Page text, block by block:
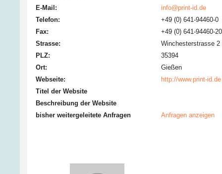
E-Mail:
info@print-id.de
Telefon:
+49 (0) 641-94460-0
Fax:
+49 (0) 641-94460-20
Strasse:
Winchesterstrasse 2
PLZ:
35394
Ort:
Gießen
Webseite:
http://www.print-id.de
Titel der Website
Beschreibung der Website
bisher weitergeleitete Anfragen
Anfragen anzeigen